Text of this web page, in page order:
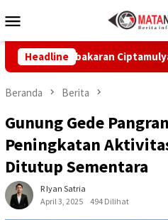
ke
Mobile
Headline
Kebakaran Ciptamulya Terus
Beranda Berita
Gunung Gede
Peningkatan
Ditutup Sementara
R Iyan Satria
April 3, 2025
494 Dilihat